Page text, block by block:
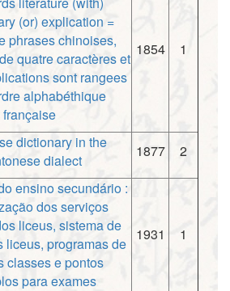
(or) explication =
phrases chinoises,
quatre caractères et
sont rangees
alphabéthique
française
1854 1
dictionary in the
dialect
1877 2
ensino secundário :
dos serviços
liceus, sistema de
liceus, programas de
classes e pontos
para exames
1931 1